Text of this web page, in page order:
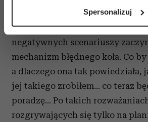
(fingerprinting, czyli wirtualny
dane są przetwarzane oraz ustaw
sekcji szczegółów. W Deklaracji
zmienić lub wycofać swoją zgodę w
Wykorzystujemy pliki cookie do
i reklam, aby oferować funkcje
analizować ruch w naszej witrynie.
Spersonalizuj
Takie drobiazgowe analizy
donikąd. Rozważanie w kółko
negatywnych scenariuszy
mechanizm błędnego koła. Co
a dlaczego ona tak powiedziała,
jej takiego zrobiłem… co teraz
poradzę... Po takich
rozgrywających się tylko na